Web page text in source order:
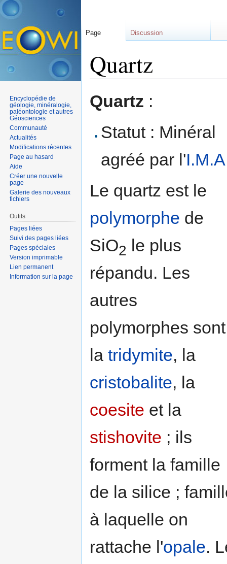
Quartz
Quartz :
Statut : Minéral
agréé par l'
Le quartz est le
polymorphe de
SiO2 le plus
répandu. Les
autres
polymorphes sont
la tridymite, la
cristobalite, la
coesite et la
stishovite ; ils
forment la famille
de la silice ;
à laquelle on
rattache l'opale.
Page Discussion
Encyclopédie de
géologie, minéralogie,
paléontologie et autres
Géosciences
Communauté
Actualités
Modifications récentes
Page au hasard
Aide
Créer une nouvelle
page
Galerie des nouveaux
fichiers
Outils
Pages liées
Suivi des pages liées
Pages spéciales
Version imprimable
Lien permanent
Information sur la page